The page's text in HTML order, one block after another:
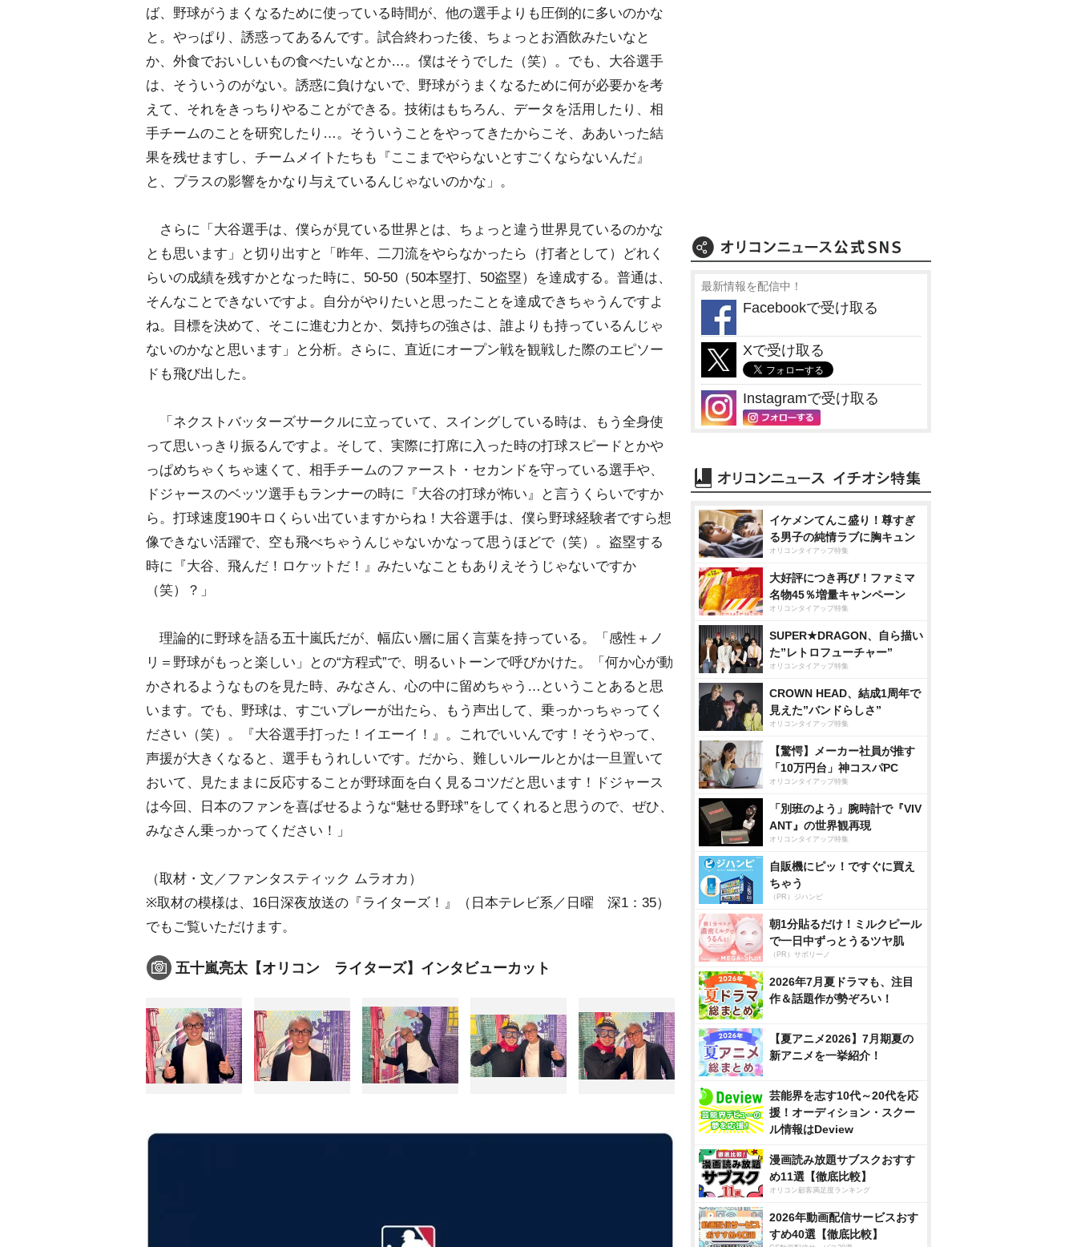
ば、野球がうまくなるために使っている時間が、他の選手よりも圧倒的に多いのかな
と。やっぱり、誘惑ってあるんです。試合終わった後、ちょっとお酒飲みたいなと
か、外食でおいしいもの食べたいなとか…。僕はそうでした（笑）。でも、大谷選手
は、そういうのがない。誘惑に負けないで、野球がうまくなるために何が必要かを考
えて、それをきっちりやることができる。技術はもちろん、データを活用したり、相
手チームのことを研究したり…。そういうことをやってきたからこそ、ああいった結
果を残せますし、チームメイトたちも『ここまでやらないとすごくならないんだ』
と、プラスの影響をかなり与えているんじゃないのかな」。
さらに「大谷選手は、僕らが見ている世界とは、ちょっと違う世界見ているのかな
とも思います」と切り出すと「昨年、二刀流をやらなかったら（打者として）どれく
らいの成績を残すかとなった時に、50-50（50本塁打、50盗塁）を達成する。普通は、
そんなことできないですよ。自分がやりたいと思ったことを達成できちゃうんですよ
ね。目標を決めて、そこに進む力とか、気持ちの強さは、誰よりも持っているんじゃ
ないのかなと思います」と分析。さらに、直近にオープン戦を観戦した際のエピソー
ドも飛び出した。
「ネクストバッターズサークルに立っていて、スイングしている時は、もう全身使
って思いっきり振るんですよ。そして、実際に打席に入った時の打球スピードとか
っぱめちゃくちゃ速くて、相手チームのファースト・セカンドを守っている選手や、
ドジャースのベッツ選手もランナーの時に『大谷の打球が怖い』と言うくらいですか
ら。打球速度190キロくらい出ていますからね！大谷選手は、僕ら野球経験者ですら想
像できない活躍で、空も飛べちゃうんじゃないかなって思うほどで（笑）。盗塁する
時に『大谷、飛んだ！ロケットだ！』みたいなこともありえそうじゃないですか
（笑）？」
理論的に野球を語る五十嵐氏だが、幅広い層に届く言葉を持っている。「感性＋ノ
リ＝野球がもっと楽しい」との“方程式”で、明るいトーンで呼びかけた。「何か心が動
かされるようなものを見た時、みなさん、心の中に留めちゃう…ということあると思
います。でも、野球は、すごいプレーが出たら、もう声出して、乗っかっちゃってく
ださい（笑）。『大谷選手打った！イエーイ！』。これでいいんです！そうやって、
声援が大きくなると、選手もうれしいです。だから、難しいルールとかは一旦置いて
おいて、見たままに反応することが野球面を白く見るコツだと思います！ドジャース
は今回、日本のファンを喜ばせるような“魅せる野球”をしてくれると思うので、ぜひ、
みなさん乗っかってください！」
（取材・文／ファンタスティック ムラオカ）
※取材の模様は、16日深夜放送の『ライターズ！』（日本テレビ系／日曜 深1：35）
でもご覧いただけます。
五十嵐亮太【オリコン ライターズ】インタビューカット
最新情報を配信中！
Facebookで受け取る
Xで受け取る
Instagramで受け取る
イケメンてんこ盛り！尊すぎ
る男子の純情ラブに胸キュン
オリコンタイアップ特集
大好評につき再び！ファミマ
名物45％増量キャンペーン
オリコンタイアップ特集
SUPER★DRAGON、自ら描い
た”レトロフューチャー”
オリコンタイアップ特集
CROWN HEAD、結成1周年で
見えた”バンドらしさ”
オリコンタイアップ特集
【驚愕】メーカー社員が推す
「10万円台」神コスパPC
オリコンタイアップ特集
「別班のよう」腕時計で『VIV
ANT』の世界観再現
オリコンタイアップ特集
自販機にピッ！ですぐに買え
ちゃう
（PR）ジハンピ
朝1分貼るだけ！ミルクピール
で一日中ずっとうるツヤ肌
（PR）サボリーノ
2026年7月夏ドラマも、注目
作＆話題作が勢ぞろい！
【夏アニメ2026】7月期夏の
新アニメを一挙紹介！
芸能界を志す10代～20代を応
援！オーディション・スクー
ル情報はDeview
漫画読み放題サブスクおすす
め11選【徹底比較】
オリコン顧客満足度ランキング
2026年動画配信サービスおす
すめ40選【徹底比較】